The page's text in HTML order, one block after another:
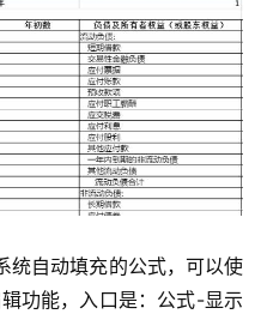
统自动填充的公式，可以使
功能，入口是：公式-显示